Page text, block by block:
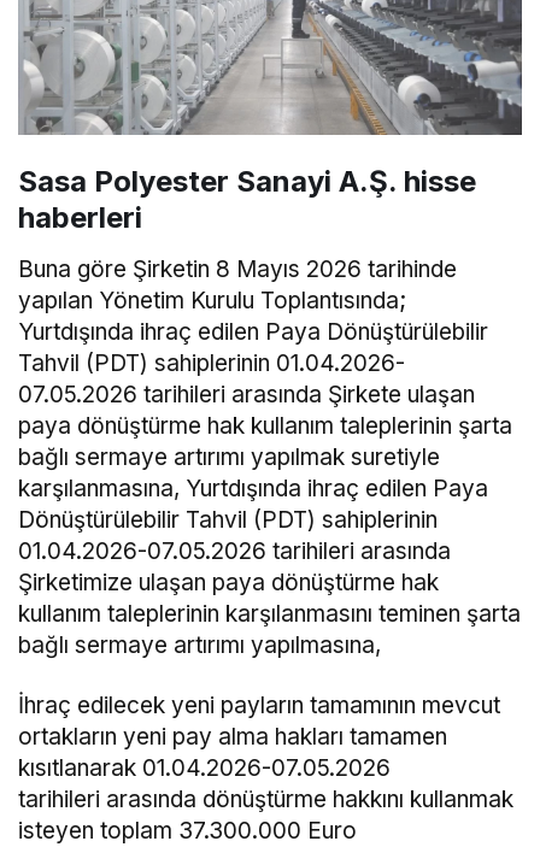
Sasa Polyester Sanayi A.Ş. hisse
haberleri
Buna göre Şirketin 8 Mayıs 2026 tarihinde
yapılan Yönetim Kurulu Toplantısında;
Yurtdışında ihraç edilen Paya Dönüştürülebilir
Tahvil (PDT) sahiplerinin 01.04.2026-
07.05.2026 tarihileri arasında Şirkete ulaşan
paya dönüştürme hak kullanım taleplerinin şarta
bağlı sermaye artırımı yapılmak suretiyle
karşılanmasına, Yurtdışında ihraç edilen Paya
Dönüştürülebilir Tahvil (PDT) sahiplerinin
01.04.2026-07.05.2026 tarihileri arasında
Şirketimize ulaşan paya dönüştürme hak
kullanım taleplerinin karşılanmasını teminen şarta
bağlı sermaye artırımı yapılmasına,
İhraç edilecek yeni payların tamamının mevcut
ortakların yeni pay alma hakları tamamen
kısıtlanarak 01.04.2026-07.05.2026
tarihileri arasında dönüştürme hakkını kullanmak
isteyen toplam 37.300.000 Euro